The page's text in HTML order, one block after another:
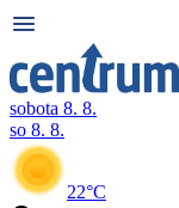
sobota 8. 8.
so 8. 8.
22°C